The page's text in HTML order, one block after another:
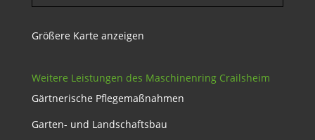
Größere Karte anzeigen
Weitere Leistungen des Maschinenring Crailsheim
Gärtnerische Pflegemaßnahmen
Garten- und Landschaftsbau